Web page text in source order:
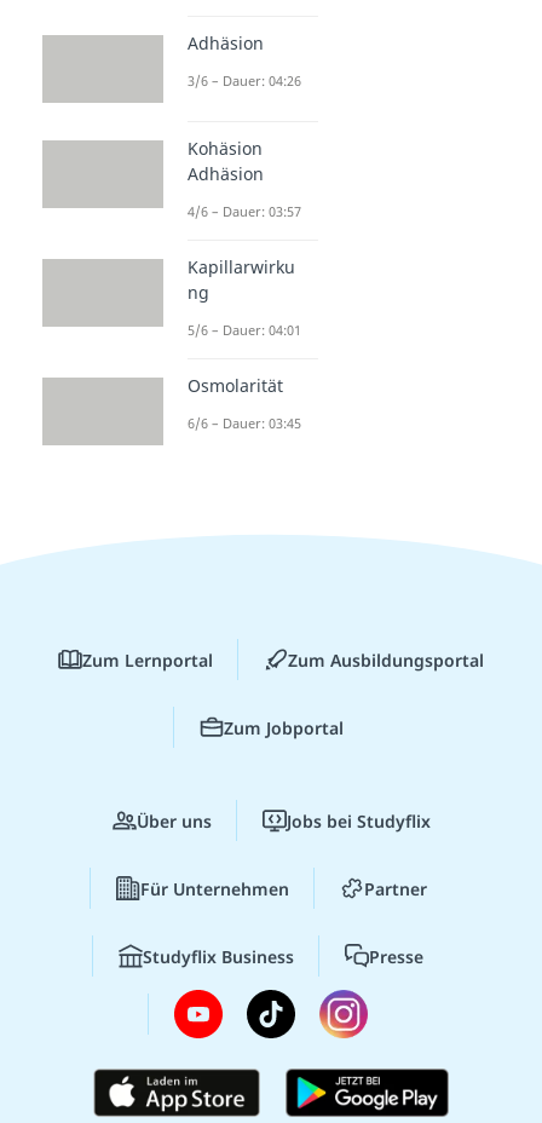
Adhäsion
3/6 – Dauer: 04:26
Kohäsion
Adhäsion
4/6 – Dauer: 03:57
Kapillarwirku
ng
5/6 – Dauer: 04:01
Osmolarität
6/6 – Dauer: 03:45
Zum Lernportal Zum Ausbildungsportal
Zum Jobportal
Über uns Jobs bei Studyflix
Für Unternehmen Partner
Studyflix Business Presse